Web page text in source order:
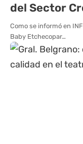
del Sector
Como se informó en
Baby Etchecopar…